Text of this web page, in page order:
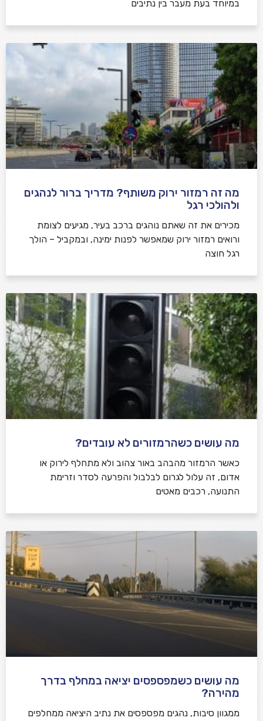
במיוחד בעת מעבר בין נתיבים
מה זה רמזור ירוק משותף? מדריך ברור לנהגים
ולהולכי רגל
מכירים את זה שאתם נוהגים ברכב בעיר, מגיעים לצומת
ורואים רמזור ירוק שמאפשר לפנות ימינה, ובמקביל – הולך
רגל חוצה
מה עושים כשהרמזורים לא עובדים?
כאשר הרמזור מהבהב באור צהוב ולא מתחלף לירוק או
אדום, זה עלול לגרום לבלבול והפרעה לסדר וזרימת
התנועה, רכבים מאטים
מה עושים כשמפספסים יציאה במחלף בדרך
מהירה?
ממגוון סיבות, נהגים מפספסים את נתיב היציאה ממחלפים